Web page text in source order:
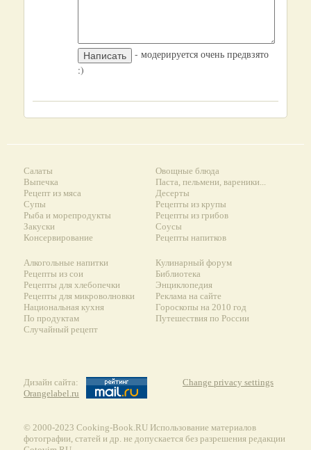
- модерируется очень предвзято
:)
Салаты
Выпечка
Рецепт из мяса
Супы
Рыба и морепродукты
Закуски
Консервирование
Овощные блюда
Паста, пельмени, вареники...
Десерты
Рецепты из крупы
Рецепты из грибов
Соусы
Рецепты напитков
Алкогольные напитки
Рецепты из сои
Рецепты для хлебопечки
Рецепты для микроволновки
Национальная кухня
По продуктам
Случайный рецепт
Кулинарный форум
Библиотека
Энциклопедия
Реклама на сайте
Гороскопы на 2010 год
Путешествия по России
Дизайн сайта:
Orangelabel.ru
Change privacy settings
© 2000-2023 Сooking-Book.RU Использование материалов
фотографии, статей и др. не допускается без разрешения редакции